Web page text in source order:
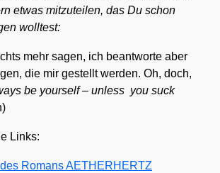
etwas mit­zu­tei­len, das Du schon
woll­test:
mehr sagen, ich beant­wor­te aber
die mir gestellt wer­den. Oh, doch,
be yours­elf – unless you suck
Links:
Romans AETHERHERTZ